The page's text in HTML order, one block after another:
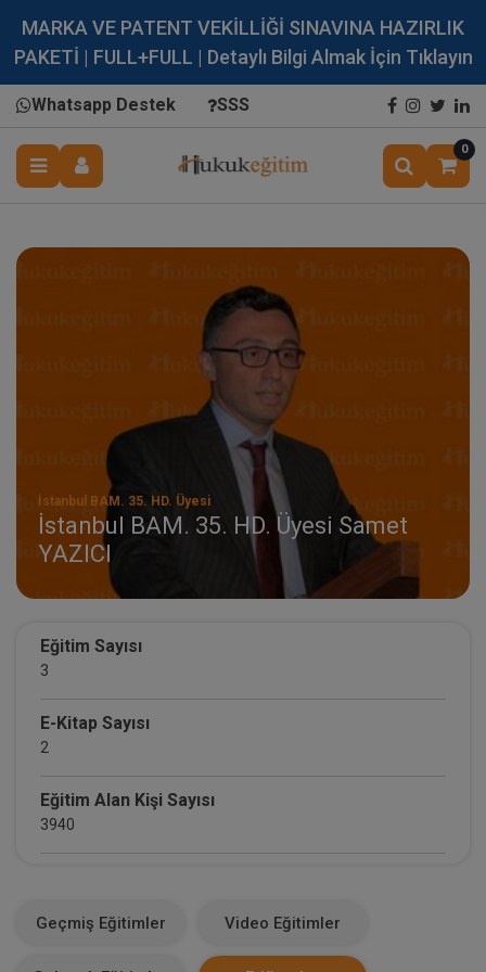
MARKA VE PATENT VEKİLLİĞİ SINAVINA HAZIRLIK
PAKETİ | FULL+FULL | Detaylı Bilgi Almak İçin Tıklayın
Whatsapp Destek SSS
0
İstanbul BAM. 35. HD. Üyesi
İstanbul BAM. 35. HD. Üyesi Samet
YAZICI
Eğitim Sayısı
3
E-Kitap Sayısı
2
Eğitim Alan Kişi Sayısı
3940
Geçmiş Eğitimler Video Eğitimler